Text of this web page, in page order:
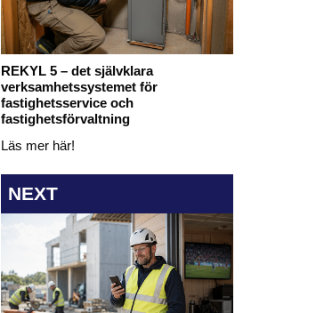
REKYL 5 – det självklara
verksamhetssystemet för
fastighetsservice och
fastighetsförvaltning
Läs mer här!
NEXT